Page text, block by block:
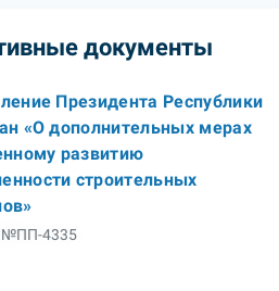
документы
Президента Республики
«О дополнительных мерах
развитию
строительных
№ПП-4335